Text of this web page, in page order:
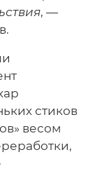
, —
стиков
весом